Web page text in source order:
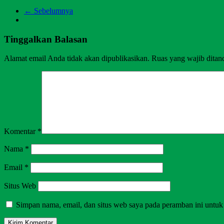
← Sebelumnya
Tinggalkan Balasan
Alamat email Anda tidak akan dipublikasikan. Ruas yang wajib
Komentar *
Nama *
Email *
Situs Web
Simpan nama, email, dan situs web saya pada peramban ini